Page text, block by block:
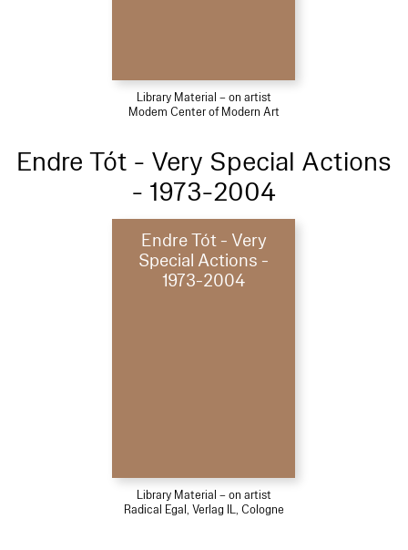
Library Material – on artist
Modem Center of Modern Art
Endre Tót - Very Special Actions
- 1973-2004
Endre Tót - Very
Special Actions -
1973-2004
Library Material – on artist
Radical Egal, Verlag IL, Cologne